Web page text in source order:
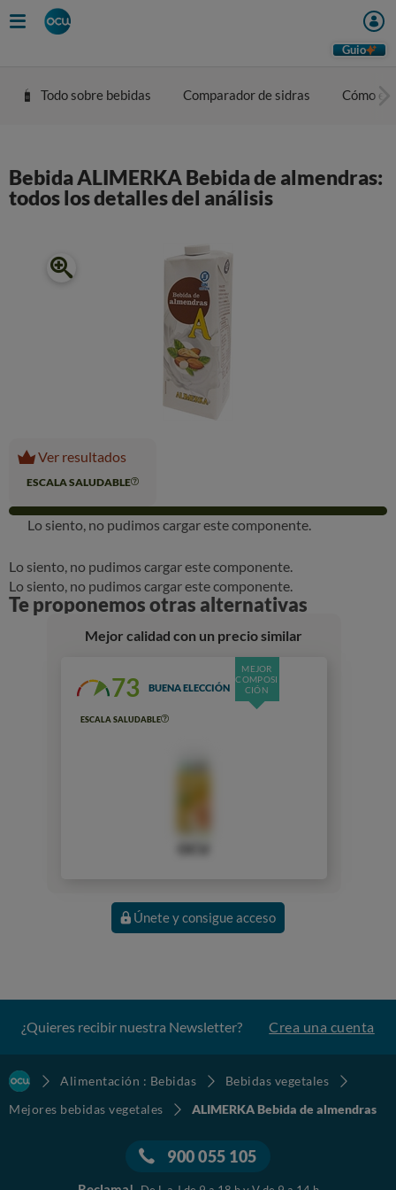
Guio
Todo sobre bebidas Comparador de sidras Cómo
Bebida ALIMERKA Bebida de almendras:
todos los detalles del análisis
Ver resultados
ESCALA SALUDABLE
Lo siento, no pudimos cargar este componente.
Lo siento, no pudimos cargar este componente.
Lo siento, no pudimos cargar este componente.
Te proponemos otras alternativas
Mejor calidad con un precio similar
MEJOR
COMPOSI
CIÓN
73 BUENA ELECCIÓN
ESCALA SALUDABLE
Únete y consigue acceso
¿Quieres recibir nuestra Newsletter? Crea una cuenta
Alimentación : Bebidas
Bebidas vegetales
Mejores bebidas vegetales
ALIMERKA Bebida de almendras
900 055 105